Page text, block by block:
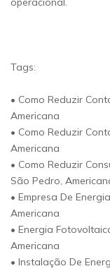
Tags:
• Como Reduzir
Americana
• Como Reduzir
Americana
• Como Reduzir
São Pedro,
• Empresa De
Americana
• Energia
Americana
• Instalação De